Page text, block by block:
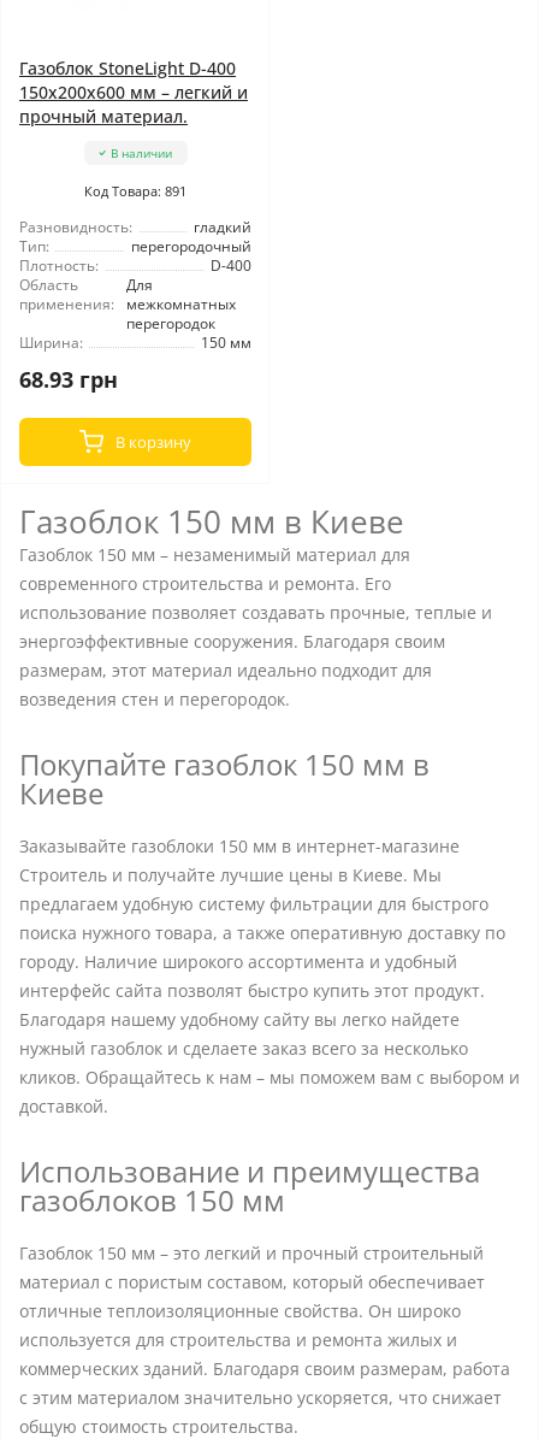
Газоблок StoneLight D-400
150x200x600 мм – легкий и
прочный материал.
В наличии
Код Товара: 891
Разновидность:
гладкий
Тип:
перегородочный
Плотность:
D-400
Область
применения:
Для
межкомнатных
перегородок
Ширина:
150 мм
68.93 грн
В корзину
Газоблок 150 мм в Киеве
Газоблок 150 мм – незаменимый материал для
современного строительства и ремонта. Его
использование позволяет создавать прочные, теплые и
энергоэффективные сооружения. Благодаря своим
размерам, этот материал идеально подходит для
возведения стен и перегородок.
Покупайте газоблок 150 мм в
Киеве
Заказывайте газоблоки 150 мм в интернет-магазине
Строитель и получайте лучшие цены в Киеве. Мы
предлагаем удобную систему фильтрации для быстрого
поиска нужного товара, а также оперативную доставку по
городу. Наличие широкого ассортимента и удобный
интерфейс сайта позволят быстро купить этот продукт.
Благодаря нашему удобному сайту вы легко найдете
нужный газоблок и сделаете заказ всего за несколько
кликов. Обращайтесь к нам – мы поможем вам с выбором и
доставкой.
Использование и преимущества
газоблоков 150 мм
Газоблок 150 мм – это легкий и прочный строительный
материал с пористым составом, который обеспечивает
отличные теплоизоляционные свойства. Он широко
используется для строительства и ремонта жилых и
коммерческих зданий. Благодаря своим размерам, работа
с этим материалом значительно ускоряется, что снижает
общую стоимость строительства.